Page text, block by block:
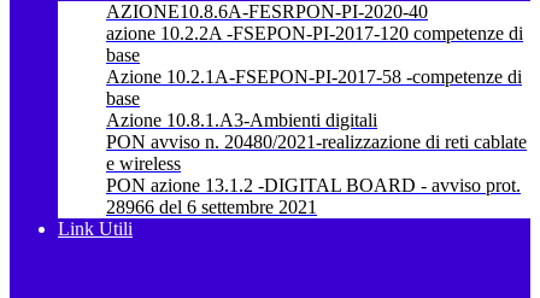
AZIONE10.8.6A-FESRPON-PI-2020-40
azione 10.2.2A -FSEPON-PI-2017-120 competenze di
base
Azione 10.2.1A-FSEPON-PI-2017-58 -competenze di
base
Azione 10.8.1.A3-Ambienti digitali
PON avviso n. 20480/2021-realizzazione di reti cablate
e wireless
PON azione 13.1.2 -DIGITAL BOARD - avviso prot.
28966 del 6 settembre 2021
Link Utili